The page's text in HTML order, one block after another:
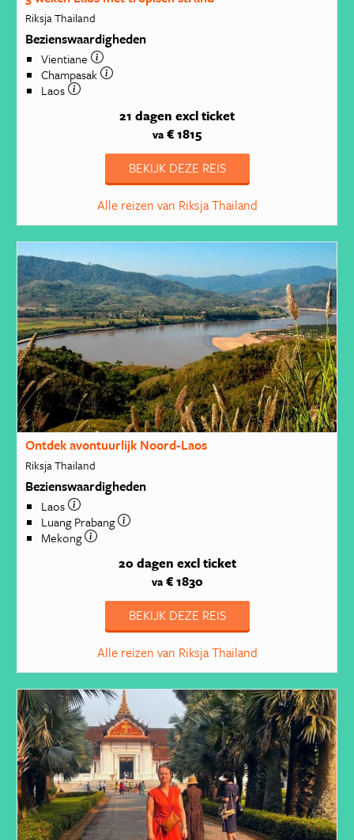
Riksja Thailand
Bezienswaardigheden
Vientiane
Champasak
Laos
21 dagen excl ticket
va € 1815
BEKIJK DEZE REIS
Alle reizen van Riksja Thailand
Ontdek avontuurlijk Noord-Laos
Riksja Thailand
Bezienswaardigheden
Laos
Luang Prabang
Mekong
20 dagen excl ticket
va€ 1830
BEKIJK DEZE REIS
Alle reizen van Riksja Thailand